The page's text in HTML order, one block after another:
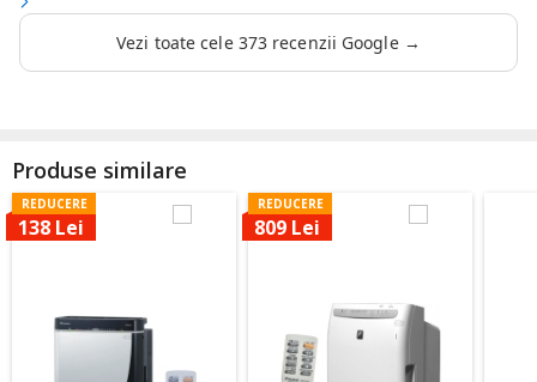
Vezi toate cele 373 recenzii Google →
Produse similare
REDUCERE
138 Lei
REDUCERE
809 Lei